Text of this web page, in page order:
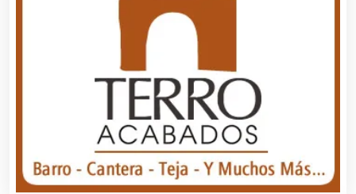
Análisis de Aguas
Animadores de Eventos
Aparatos y Equipos Eléctricos